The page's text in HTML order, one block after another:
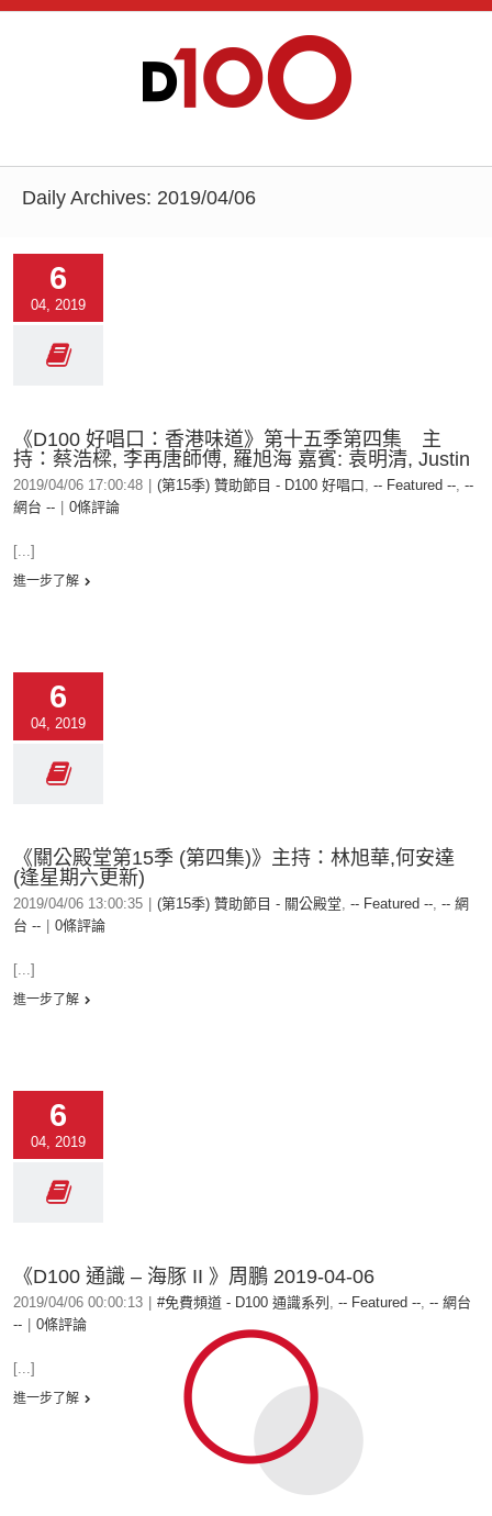
Daily Archives: 2019/04/06
6
04, 2019
《D100 好唱口：香港味道》第十五季第四集 主
持：蔡浩樑, 李再唐師傅, 羅旭海 嘉賓: 袁明清, Justin
2019/04/06 17:00:48 (第15季) 贊助節目 - D100 好唱口, -- Featured --, --
網台 --
0條評論
[...]
進一步了解
6
04, 2019
《關公殿堂第15季 (第四集)》主持：林旭華,何安達
(逢星期六更新)
2019/04/06 13:00:35 (第15季) 贊助節目 - 關公殿堂, -- Featured --, -- 網
台 --
0條評論
[...]
進一步了解
6
04, 2019
《D100 通識 – 海豚 II 》周鵬 2019-04-06
2019/04/06 00:00:13 #免費頻道 - D100 通識系列 , -- Featured --, -- 網台
--
0條評論
[...]
進一步了解